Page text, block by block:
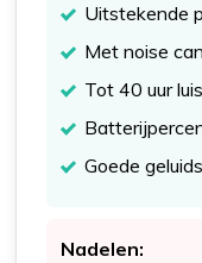
Uitstekende
Met noise
Tot 40 uur
Goede
Nadelen: